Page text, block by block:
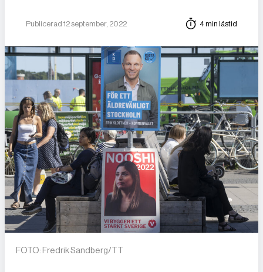
Publicerad 12 september, 2022 4 min lästid
FOTO: Fredrik Sandberg/TT